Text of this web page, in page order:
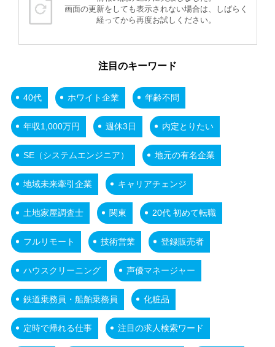
画面の更新をしても表示されない場合は、しばらく
経ってから再度お試しください。
注目のキーワード
40代 ホワイト企業 年齢不問
年収1,000万円 週休3日 内定とりたい
SE（システムエンジニア） 地元の有名企業
地域未来牽引企業 キャリアチェンジ
土地家屋調査士 関東 20代 初めて転職
フルリモート 技術営業 登録販売者
ハウスクリーニング 声優マネージャー
鉄道乗務員・船舶乗務員 化粧品
定時で帰れる仕事 注目の求人検索ワード